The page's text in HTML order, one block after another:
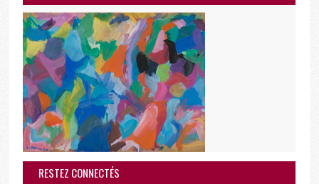
RESTEZ CONNECTÉS